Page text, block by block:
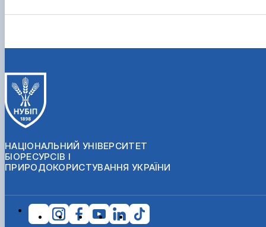
НАЦІОНАЛЬНИЙ УНІВЕРСИТЕТ
БІОРЕСУРСІВ І
ПРИРОДОКОРИСТУВАННЯ УКРАЇНИ